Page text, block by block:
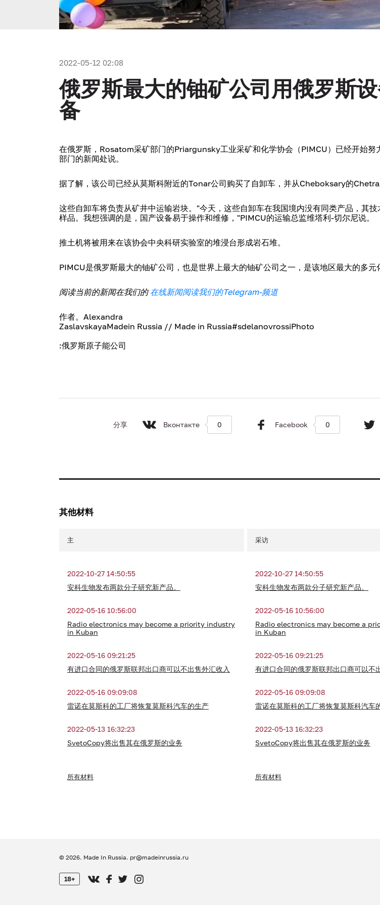
2022-05-12 02:08
俄罗斯最大的铀矿公司用俄罗斯
备
在俄罗斯，Rosatom采矿部门的Priargunsky工业采矿和化学协会（PIMCU）已经开始努
部门的新闻处说。
据了解，该公司已经从莫斯科附近的Tonar公司购买了自卸车，并从Cheboksary的Chetra
这些自卸车将负责从矿井中运输岩块。"今天，这些自卸车在我国境内没有同类产品，其
样品。我想强调的是，国产设备易于操作和维修，"PIMCU的运输总监维塔利-切尔尼说。
推土机将被用来在该协会中央科研实验室的堆浸台形成岩石堆。
PIMCU是俄罗斯最大的铀矿公司，也是世界上最大的铀矿公司之一，是该地区最大的多元
阅读当前的新闻在我们的 在线新闻阅读我们的Telegram-频道
作者。Alexandra
ZaslavskayaMadein Russia // Made in Russia#sdelanovrossiPhoto
:俄罗斯原子能公司
分享 Вконтакте 0 Facebook 0
其他材料
主
2022-10-27 14:50:55
安科生物发布两款分子研究新产品。
2022-05-16 10:56:00
Radio electronics may become a priority industry
in Kuban
2022-05-16 09:21:25
有进口合同的俄罗斯联邦出口商可以不出售外汇收入
2022-05-16 09:09:08
雷诺在莫斯科的工厂将恢复莫斯科汽车的生产
2022-05-13 16:32:23
SvetoCopy将出售其在俄罗斯的业务
所有材料
采访
2022-10-27 14:50:55
安科生物发布两款分子研究新产品。
2022-05-16 10:56:00
Radio electronics may become a
in Kuban
2022-05-16 09:21:25
有进口合同的俄罗斯联邦出口商可以不
2022-05-16 09:09:08
雷诺在莫斯科的工厂将恢复莫斯科汽车
2022-05-13 16:32:23
SvetoCopy将出售其在俄罗斯的业务
所有材料
© 2026. Made In Russia. pr@madeinrussia.ru
18+